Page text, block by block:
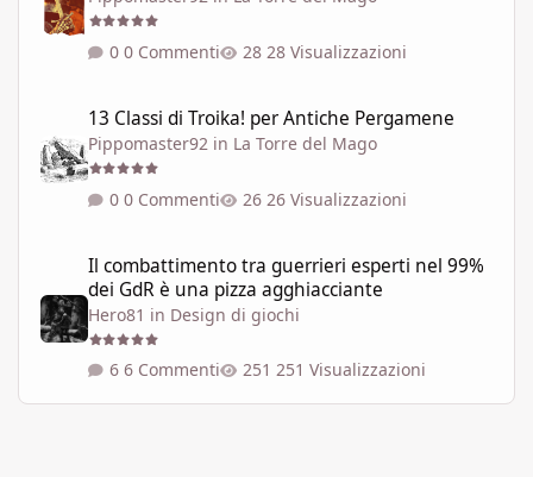
0 Commenti 28 Visualizzazioni
13 Classi di Troika! per Antiche Pergamene
Pippomaster92 in La Torre del Mago
0 Commenti 26 Visualizzazioni
Il combattimento tra guerrieri esperti nel 99%
dei GdR è una pizza agghiacciante
Hero81 in Design di giochi
6 Commenti 251 Visualizzazioni